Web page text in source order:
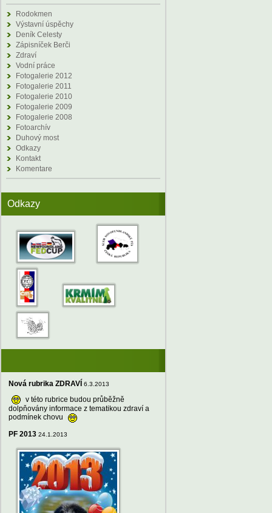
Rodokmen
Výstavní úspěchy
Deník Celesty
Zápisníček Berči
Zdraví
Vodní práce
Fotogalerie 2012
Fotogalerie 2011
Fotogalerie 2010
Fotogalerie 2009
Fotogalerie 2008
Fotoarchív
Duhový most
Odkazy
Kontakt
Komentare
Odkazy
Nová rubrika ZDRAVÍ 6.3.2013
v této rubrice budou průběžně
dolpňovány informace z tematikou zdraví a
podmínek chovu
PF 2013 24.1.2013